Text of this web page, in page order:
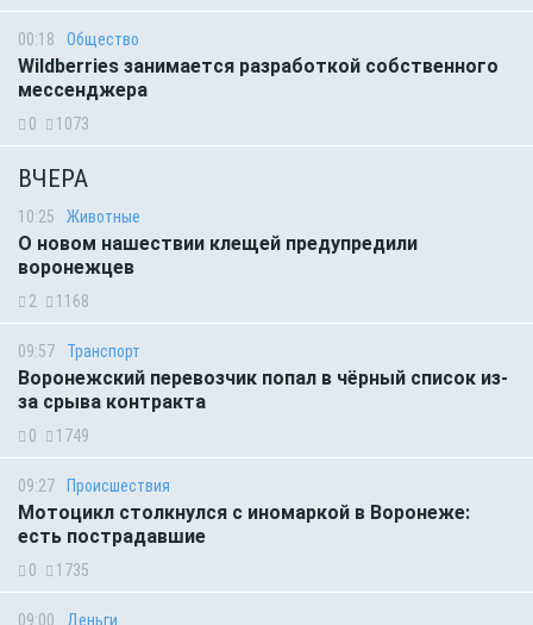
00:18 Общество
Wildberries занимается разработкой собственного
мессенджера
0 1073
ВЧЕРА
10:25 Животные
О новом нашествии клещей предупредили
воронежцев
2 1168
09:57 Транспорт
Воронежский перевозчик попал в чёрный список из-
за срыва контракта
0 1749
09:27 Происшествия
Мотоцикл столкнулся с иномаркой в Воронеже:
есть пострадавшие
0 1735
09:00 Деньги